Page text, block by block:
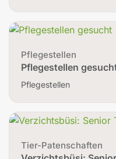
Pflegestellen
Pflegestellen
Pflegestellen
Tier-Patenschaften